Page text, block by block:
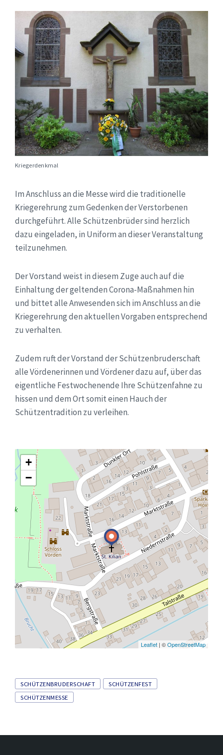
Kriegerdenkmal
Im Anschluss an die Messe wird die traditionelle
Kriegerehrung zum Gedenken der Verstorbenen
durchgeführt. Alle Schützenbrüder sind herzlich
dazu eingeladen, in Uniform an dieser Veranstaltung
teilzunehmen.
Der Vorstand weist in diesem Zuge auch auf die
Einhaltung der geltenden Corona-Maßnahmen hin
und bittet alle Anwesenden sich im Anschluss an die
Kriegerehrung den aktuellen Vorgaben entsprechend
zu verhalten.
Zudem ruft der Vorstand der Schützenbruderschaft
alle Vördenerinnen und Vördener dazu auf, über das
eigentliche Festwochenende Ihre Schützenfahne zu
hissen und dem Ort somit einen Hauch der
Schützentradition zu verleihen.
+
−
Leaflet | ©OpenStreetMap
Tags
SCHÜTZENBRUDERSCHAFT
SCHÜTZENFEST
SCHÜTZENMESSE